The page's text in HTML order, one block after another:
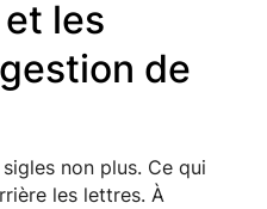
les
de
non plus. Ce qui
les lettres. À